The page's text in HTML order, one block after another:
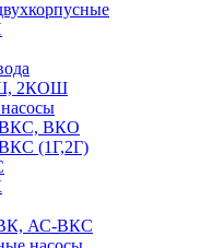
2КОШ
ВКО
(1Г,2Г)
АС-ВКС